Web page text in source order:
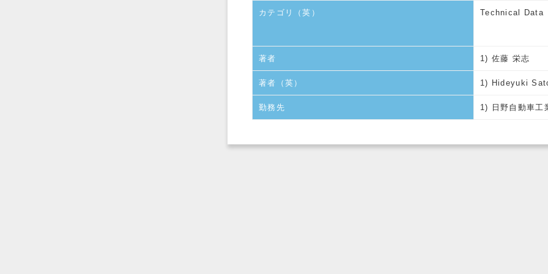
カテゴリ（英） Technical Data
著者 1) 佐藤 栄志
著者（英） 1) Hideyuki
勤務先 1) 日野自動車工